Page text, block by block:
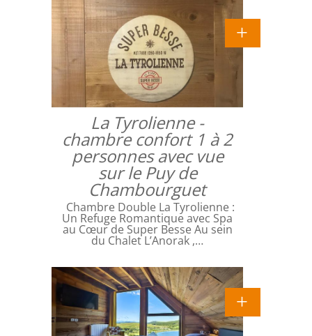
La Tyrolienne -
chambre confort 1 à 2
personnes avec vue
sur le Puy de
Chambourguet
Chambre Double La Tyrolienne :
Un Refuge Romantique avec Spa
au Cœur de Super Besse Au sein
du Chalet L’Anorak ,…